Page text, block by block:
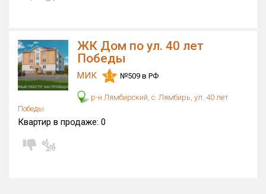
ЖК Дом по ул. 40 лет
Победы
МИК 3.5 №509 в РФ
р-н Лямбирский, с. Лямбирь, ул. 40 лет
Победы
Квартир в продаже: 0